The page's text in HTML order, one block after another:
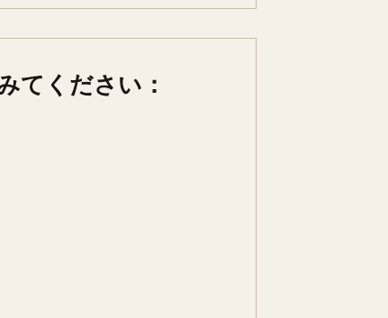
てください：